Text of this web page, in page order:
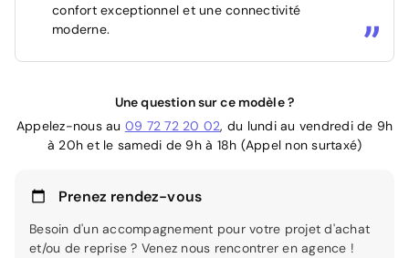
confort exceptionnel et une connectivité
moderne.
Une question sur ce modèle ?
Appelez-nous au 09 72 72 20 02, du lundi au vendredi de 9h
à 20h et le samedi de 9h à 18h (Appel non surtaxé)
Prenez rendez-vous
Besoin d'un accompagnement pour votre projet d'achat
et/ou de reprise ? Venez nous rencontrer en agence !